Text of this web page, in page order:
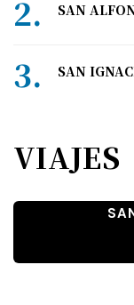
SAN
SAN
VIAJES